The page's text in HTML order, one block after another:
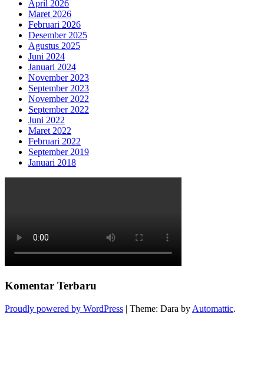
April 2026
Maret 2026
Februari 2026
Desember 2025
Agustus 2025
Juni 2024
Januari 2024
November 2023
September 2023
November 2022
September 2022
Juni 2022
Maret 2022
Februari 2022
September 2019
Januari 2018
Komentar Terbaru
Proudly powered by WordPress | Theme: Dara by Automattic.